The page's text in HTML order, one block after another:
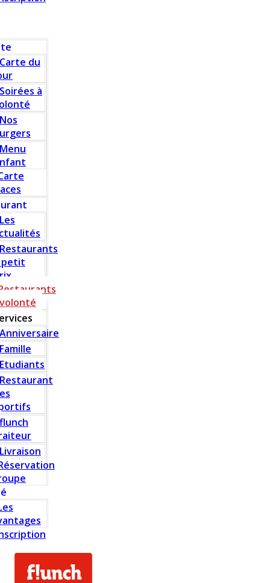
Carte du
Soirées à
Nos
Menu
Les
Restaurants
petit
Anniversaire
Famille
Etudiants
Restaurant
flunch
Livraison